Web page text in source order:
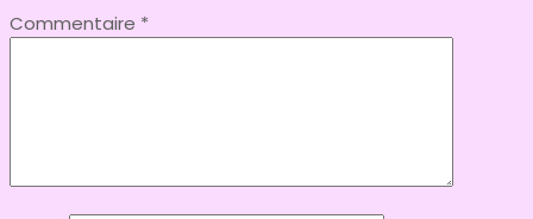
Commentaire *